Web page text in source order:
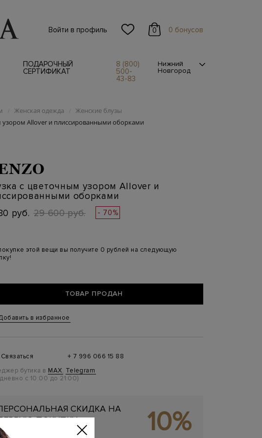
Войти в профиль 0 0 бонусов
ПОДАРОЧНЫЙ
СЕРТИФИКАТ
8 (800)
500-
43-83
Нижний
Новгород
/ Женская одежда / Женские блузы
узором Allover и плиссированными оборками
с цветочным узором Allover и
оборками
руб. 29 600 руб. - 70%
этой вещи вы получите 0 рублей на следующую
ТОВАР ПРОДАН
в избранное
Связаться
+ 7 996 066 15 88
бутика в MAX, Telegram
с 10:00 до 21:00)
СКИДКА НА
ПОКУПКУ
10%